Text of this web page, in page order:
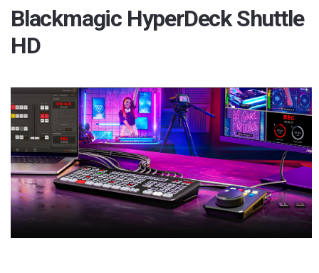
Blackmagic HyperDeck Shuttle
HD